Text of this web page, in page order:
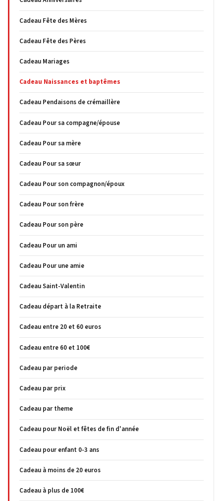
Cadeau Fête des Mères
Cadeau Fête des Pères
Cadeau Mariages
Cadeau Naissances et baptêmes
Cadeau Pendaisons de crémaillère
Cadeau Pour sa compagne/épouse
Cadeau Pour sa mère
Cadeau Pour sa sœur
Cadeau Pour son compagnon/époux
Cadeau Pour son frère
Cadeau Pour son père
Cadeau Pour un ami
Cadeau Pour une amie
Cadeau Saint-Valentin
Cadeau départ à la Retraite
Cadeau entre 20 et 60 euros
Cadeau entre 60 et 100€
Cadeau par periode
Cadeau par prix
Cadeau par theme
Cadeau pour Noël et fêtes de fin d'année
Cadeau pour enfant 0-3 ans
Cadeau à moins de 20 euros
Cadeau à plus de 100€